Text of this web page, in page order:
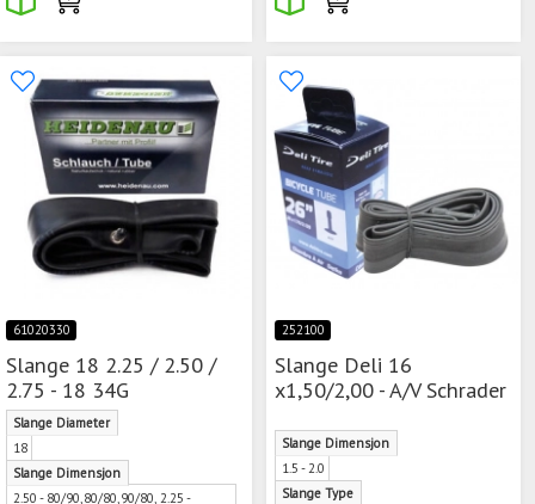
61020330
Slange 18 2.25 / 2.50 /
2.75 - 18 34G
Slange Diameter
18
Slange Dimensjon
2.50 - 80/90,80/80,90/80, 2.25 -
252100
Slange Deli 16
x1,50/2,00 - A/V Schrader
Slange Dimensjon
1.5 - 2.0
Slange Type